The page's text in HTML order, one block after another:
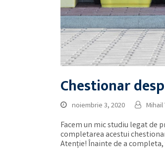
Chestionar
noiembrie 3, 2020 Mihail
Facem un mic studiu legat de
completarea acestui
Atenție! Înainte de a